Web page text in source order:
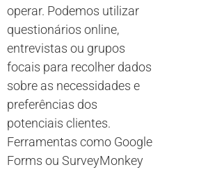
operar. Podemos utilizar
questionários online,
entrevistas ou grupos
focais para recolher dados
sobre as necessidades e
preferências dos
potenciais clientes.
Ferramentas como Google
Forms ou SurveyMonkey